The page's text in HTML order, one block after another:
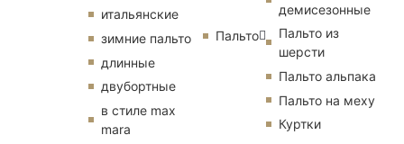
итальянские
зимние пальто
длинные
двубортные
в стиле max
mara
Пальто
демисезонные
Пальто из
шерсти
Пальто альпака
Пальто на меху
Куртки